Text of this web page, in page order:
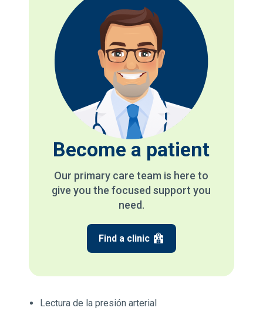
Become a patient
Our primary care team is here to
give you the focused support you
need.
Find a clinic
Lectura de la presión arterial